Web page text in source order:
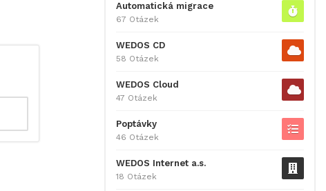
Automatická migrace
67 Otázek
WEDOS CD
58 Otázek
WEDOS Cloud
47 Otázek
Poptávky
46 Otázek
WEDOS Internet a.s.
18 Otázek